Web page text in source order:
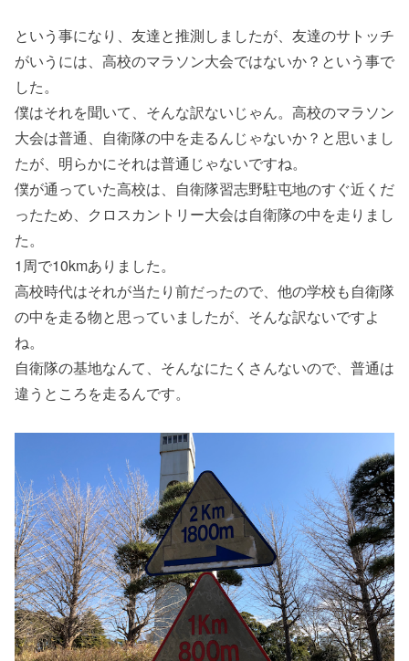
という事になり、友達と推測しましたが、友達のサトッチ
がいうには、高校のマラソン大会ではないか？という事で
した。
僕はそれを聞いて、そんな訳ないじゃん。高校のマラソン
大会は普通、自衛隊の中を走るんじゃないか？と思いまし
たが、明らかにそれは普通じゃないですね。
僕が通っていた高校は、自衛隊習志野駐屯地のすぐ近くだ
ったため、クロスカントリー大会は自衛隊の中を走りまし
た。
1周で10kmありました。
高校時代はそれが当たり前だったので、他の学校も自衛隊
の中を走る物と思っていましたが、そんな訳ないですよ
ね。
自衛隊の基地なんて、そんなにたくさんないので、普通は
違うところを走るんです。